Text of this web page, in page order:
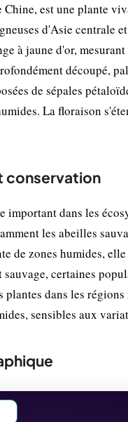
est une plante
d'Asie centrale
à jaune d'or,
découpé,
de sépales
La floraison
conservation
dans les
les abeilles
de zones humides,
sauvage, certaines
plantes dans les
sensibles aux